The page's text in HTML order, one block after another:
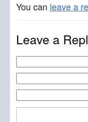
You can leave a
Leave a